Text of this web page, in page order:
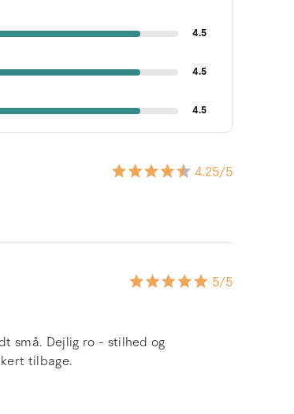
4.5
4.5
4.5
4.25/5
5/5
små. Dejlig ro - stilhed og
tilbage.